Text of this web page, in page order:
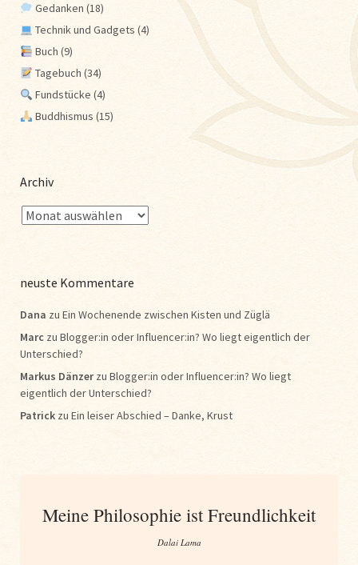
Gedanken (18)
Technik und Gadgets (4)
Buch (9)
Tagebuch (34)
Fundstücke (4)
Buddhismus (15)
Archiv
neuste Kommentare
Dana zu Ein Wochenende zwischen Kisten und Züglä
Marc zu Blogger:in oder Influencer:in? Wo liegt eigentlich der
Unterschied?
Markus Dänzerzu Blogger:in oder Influencer:in? Wo liegt
eigentlich der Unterschied?
Patrick zu Ein leiser Abschied – Danke, Krust
Meine Philosophie ist Freundlichkeit
Dalai Lama